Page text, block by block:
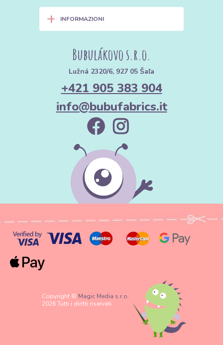
+ INFORMAZIONI
Bubulákovo s.r.o.
Lužná 2320/6, 927 05 Šaľa
+421 905 383 904
info@bubufabrics.it
Copyright © Magic Media s.r.o.
2026 Tutti i diritti riservati